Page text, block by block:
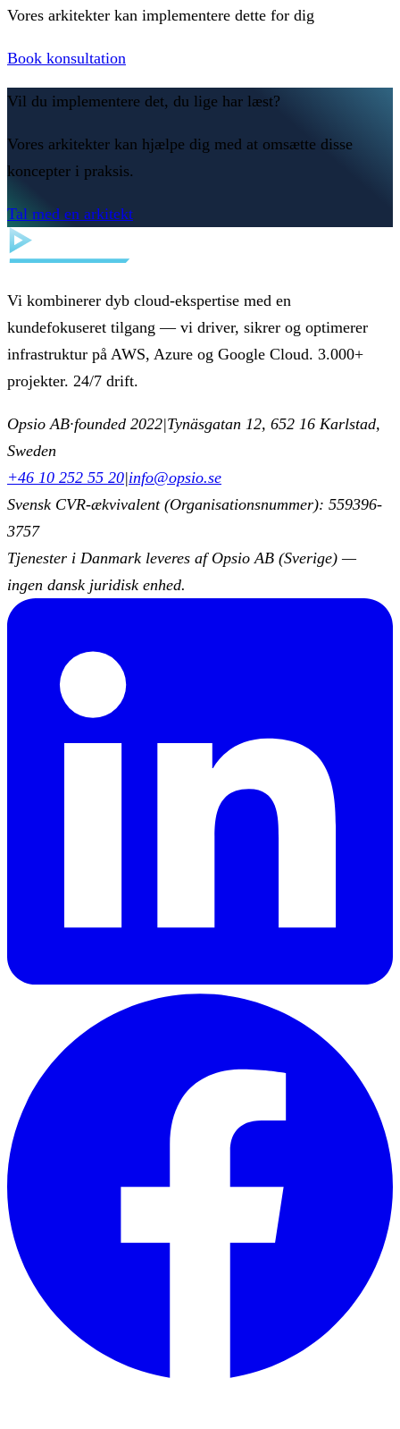
Vores arkitekter kan implementere dette for dig
Book konsultation
Vil du implementere det, du lige har læst?
Vores arkitekter kan hjælpe dig med at omsætte disse
koncepter i praksis.
Tal med en arkitekt
Vi kombinerer dyb cloud-ekspertise med en
kundefokuseret tilgang — vi driver, sikrer og optimerer
infrastruktur på AWS, Azure og Google Cloud. 3.000+
projekter. 24/7 drift.
Opsio AB·founded 2022|Tynäsgatan 12, 652 16 Karlstad,
Sweden
+46 10 252 55 20|info@opsio.se
Svensk CVR-ækvivalent (Organisationsnummer): 559396-
3757
Tjenester i Danmark leveres af Opsio AB (Sverige) —
ingen dansk juridisk enhed.